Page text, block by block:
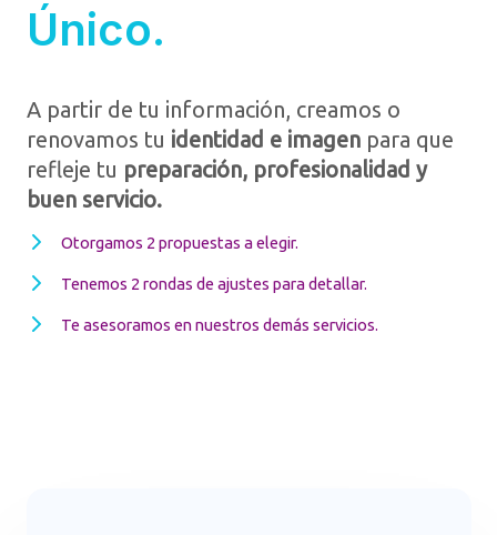
Único.
A partir de tu información, creamos o
renovamos tu identidad e imagen para que
refleje tu preparación, profesionalidad y
buen servicio.
Otorgamos 2 propuestas a elegir.​
Tenemos 2 rondas de ajustes para detallar.​
Te asesoramos en nuestros demás servicios.​